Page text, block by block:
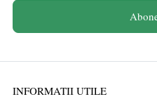
INFORMATII UTILE